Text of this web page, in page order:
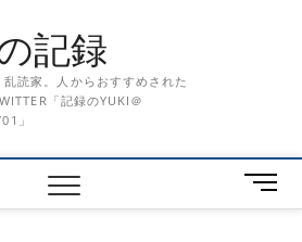
記録
読家。人からおすすめされた
「記録のYUKI＠
」
メ
ニ